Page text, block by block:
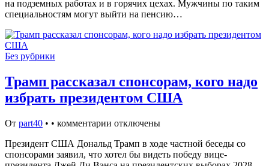
на подземных работах и в горячих цехах. Мужчины по таким
специальностям могут выйти на пенсию…
Без рубрики
Трамп рассказал спонсорам, кого надо
избрать президентом США
От part40 • • комментарии отключены
Президент США Дональд Трамп в ходе частной беседы со
спонсорами заявил, что хотел бы видеть победу вице-